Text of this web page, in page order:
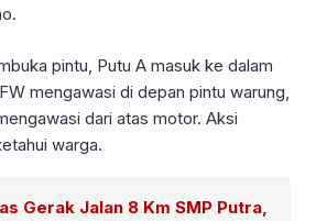
pintu, Putu A masuk ke dalam
mengawasi di depan pintu warung,
dari atas motor. Aksi
warga.
Gerak Jalan 8 Km SMP Putra,